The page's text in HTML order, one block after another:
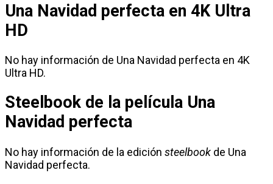
Una Navidad perfecta en 4K Ultra
HD
No hay información de Una Navidad perfecta en 4K
Ultra HD.
Steelbook de la película Una
Navidad perfecta
No hay información de la edición steelbook de Una
Navidad perfecta.